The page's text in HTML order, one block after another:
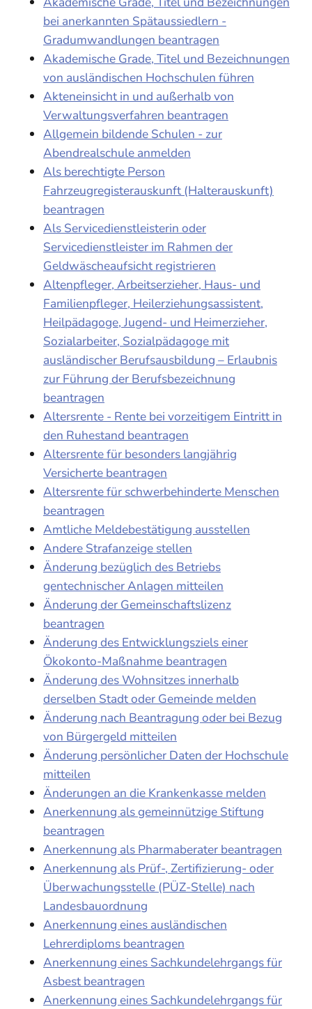
bei anerkannten Spätaussiedlern -
Gradumwandlungen beantragen
Akademische Grade, Titel und Bezeichnungen
von ausländischen Hochschulen führen
Akteneinsicht in und außerhalb von
Verwaltungsverfahren beantragen
Allgemein bildende Schulen - zur
Abendrealschule anmelden
Als berechtigte Person
Fahrzeugregisterauskunft (Halterauskunft)
beantragen
Als Servicedienstleisterin oder
Servicedienstleister im Rahmen der
Geldwäscheaufsicht registrieren
Altenpfleger, Arbeitserzieher, Haus- und
Familienpfleger, Heilerziehungsassistent,
Heilpädagoge, Jugend- und Heimerzieher,
Sozialarbeiter, Sozialpädagoge mit
ausländischer Berufsausbildung – Erlaubnis
zur Führung der Berufsbezeichnung
beantragen
Altersrente - Rente bei vorzeitigem Eintritt in
den Ruhestand beantragen
Altersrente für besonders langjährig
Versicherte beantragen
Altersrente für schwerbehinderte Menschen
beantragen
Amtliche Meldebestätigung ausstellen
Andere Strafanzeige stellen
Änderung bezüglich des Betriebs
gentechnischer Anlagen mitteilen
Änderung der Gemeinschaftslizenz
beantragen
Änderung des Entwicklungsziels einer
Ökokonto-Maßnahme beantragen
Änderung des Wohnsitzes innerhalb
derselben Stadt oder Gemeinde melden
Änderung nach Beantragung oder bei Bezug
von Bürgergeld mitteilen
Änderung persönlicher Daten der Hochschule
mitteilen
Änderungen an die Krankenkasse melden
Anerkennung als gemeinnützige Stiftung
beantragen
Anerkennung als Pharmaberater beantragen
Anerkennung als Prüf-, Zertifizierung- oder
Überwachungsstelle (PÜZ-Stelle) nach
Landesbauordnung
Anerkennung eines ausländischen
Lehrerdiploms beantragen
Anerkennung eines Sachkundelehrgangs für
Asbest beantragen
Anerkennung eines Sachkundelehrgangs für